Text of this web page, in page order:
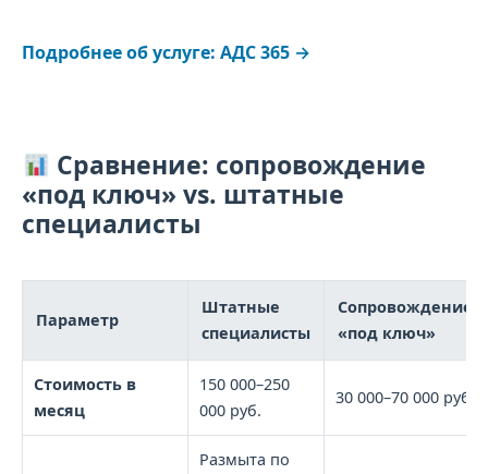
Подробнее об услуге: АДС 365 →
Сравнение: сопровождение
«под ключ» vs. штатные
специалисты
Параметр
Штатные
специалисты
Сопровождение
«под ключ»
Стоимость в
месяц
150 000–250
000 руб.
30 000–70 000 руб.
Размыта по